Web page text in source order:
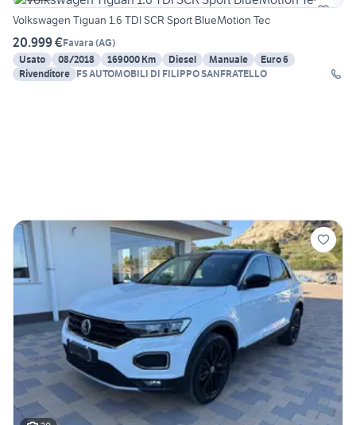
Volkswagen Tiguan 1.6 TDI SCR Sport BlueMotion Tec
20.999 €Favara (AG)
Usato
08/2018 169000 Km Diesel Manuale
Euro 6
Rivenditore FS AUTOMOBILI DI FILIPPO SANFRATELLO